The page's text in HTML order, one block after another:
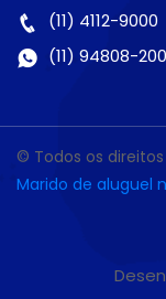
(11) 4112-9000
(11) 94808-
© Todos os
Marido de aluguel